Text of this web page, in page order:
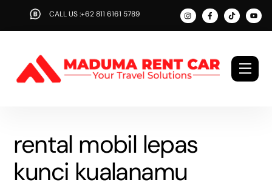
content
CALL US :+62 811 6161 5789
rental mobil lepas
kunci kualanamu